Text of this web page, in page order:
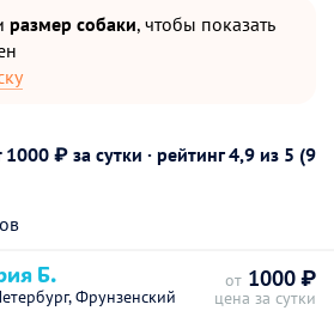
размер собаки, чтобы показать
₽ за сутки · рейтинг4,9 из 5 (9
Б.
Фрунзенский
от 1000 ₽
цена за сутки